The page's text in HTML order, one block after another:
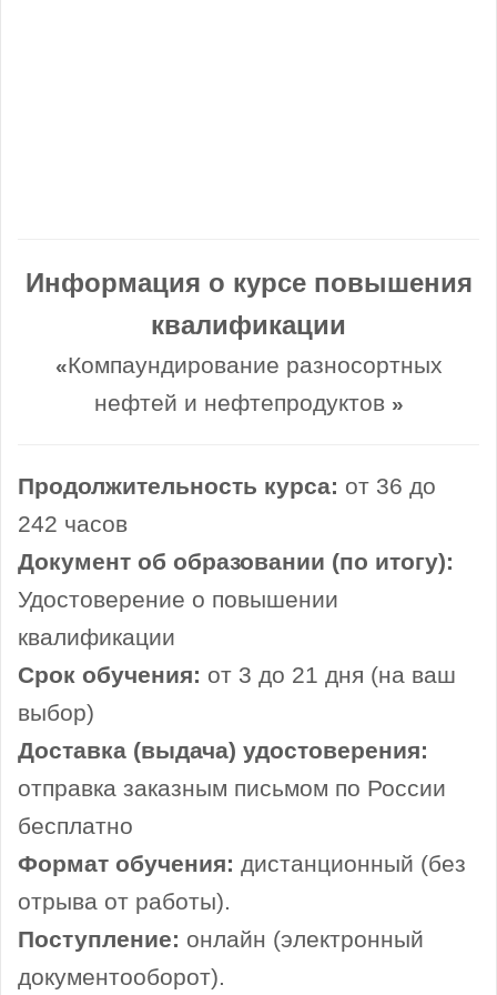
Информация о курсе повышения
квалификации
«Компаундирование разносортных
нефтей и нефтепродуктов »
Продолжительность курса: от 36 до
242 часов
Документ об образовании (по итогу):
Удостоверение о повышении
квалификации
Срок обучения: от 3 до 21 дня (на ваш
выбор)
Доставка (выдача) удостоверения:
отправка заказным письмом по России
бесплатно
Формат обучения: дистанционный (без
отрыва от работы).
Поступление: онлайн (электронный
документооборот).